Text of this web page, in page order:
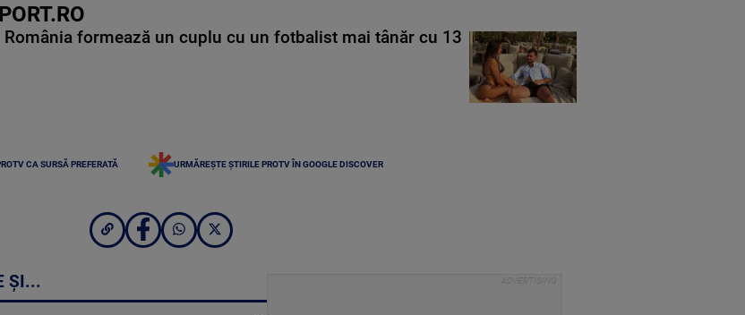
România formează un cuplu cu un fotbalist mai tânăr cu 13
CA SURSĂ PREFERATĂ URMĂREȘTE ȘTIRILE PROTV ÎN GOOGLE DISCOVER
ȘI...